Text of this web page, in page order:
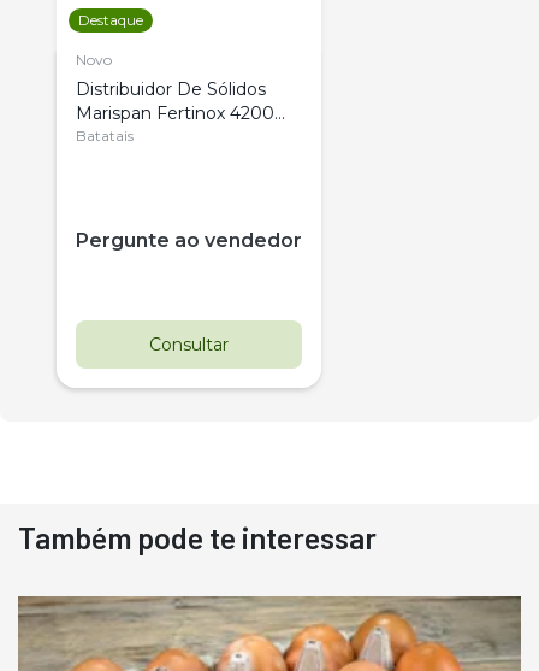
Destaque
Novo
Distribuidor De Sólidos
Marispan Fertinox 4200
Citrus
Batatais
Pergunte ao vendedor
Consultar
Destaque
Usado
Pá Carregadeira Cat 966
Ano 1987
Também pode te interessar